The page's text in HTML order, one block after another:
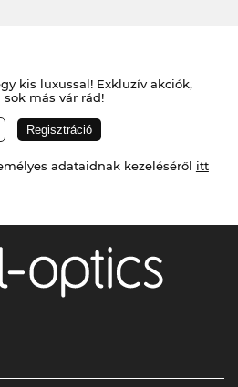
kis luxussal! Exkluzív akciók,
más vár rád!
adataidnak kezeléséről itt